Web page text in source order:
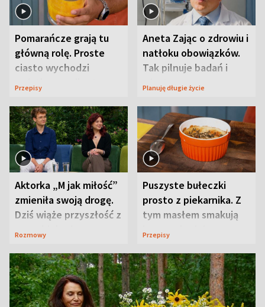
Pomarańcze grają tu
główną rolę. Proste
ciasto wychodzi
wyjątkowo wilgotne
Przepisy
Aneta Zając o zdrowiu i
natłoku obowiązków.
Tak pilnuje badań i
wizyt
Planuję długie życie
Aktorka „M jak miłość”
zmieniła swoją drogę.
Dziś wiąże przyszłość z
neurobiologią
Rozmowy
Puszyste bułeczki
prosto z piekarnika. Z
tym masłem smakują
jeszcze lepiej
Przepisy